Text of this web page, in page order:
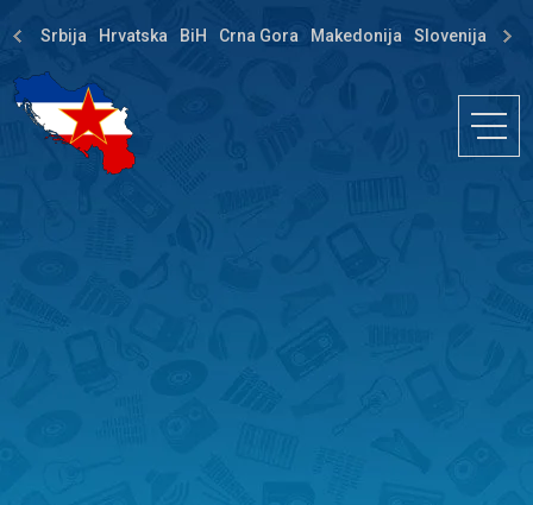
Srbija Hrvatska BiH Crna Gora Makedonija Slovenija